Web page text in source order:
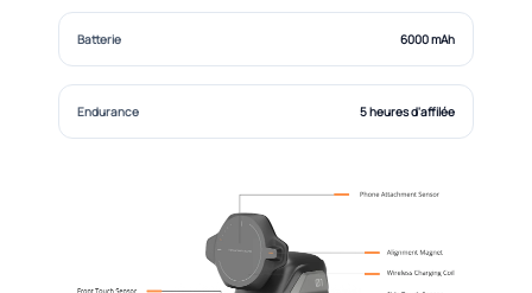
Batterie 6000 mAh
Endurance 5 heures d'affilée